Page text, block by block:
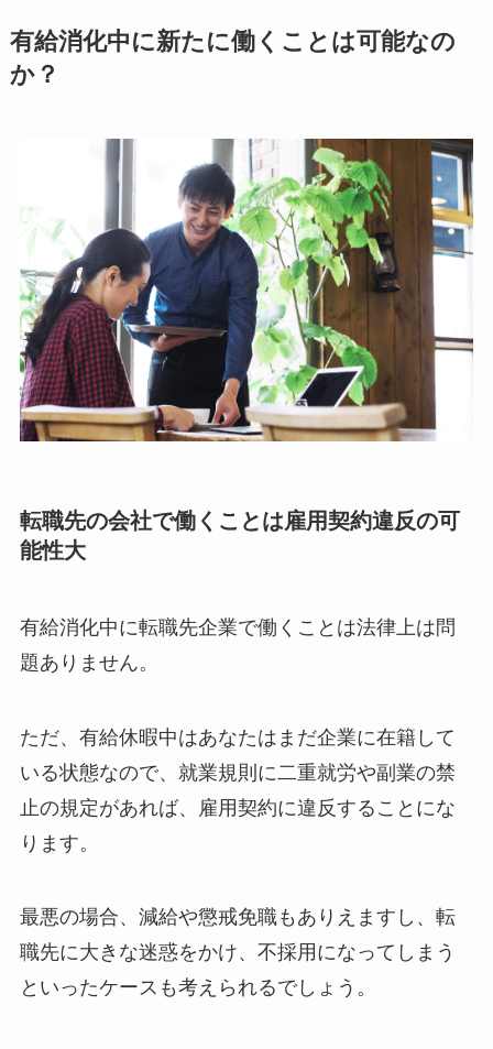
有給消化中に新たに働くことは可能なの
か？
転職先の会社で働くことは雇用契約違反の可
能性大
有給消化中に転職先企業で働くことは法律上は問
題ありません。
ただ、有給休暇中はあなたはまだ企業に在籍して
いる状態なので、就業規則に二重就労や副業の禁
止の規定があれば、雇用契約に違反することにな
ります。
最悪の場合、減給や懲戒免職もありえますし、転
職先に大きな迷惑をかけ、不採用になってしまう
といったケースも考えられるでしょう。